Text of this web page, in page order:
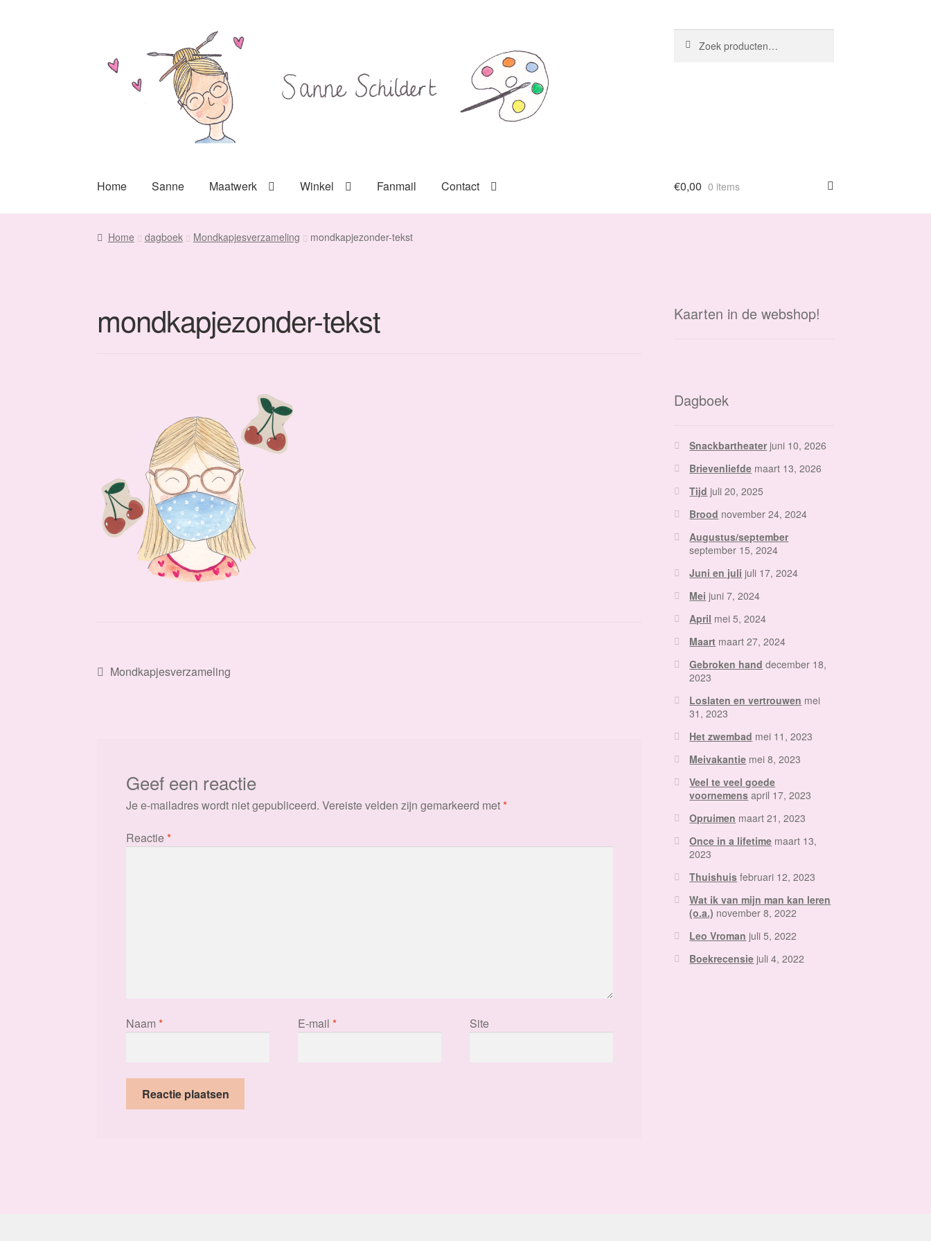
door
naar
navigatie
naar
de
naar:
Home Sanne Maatwerk Winkel Fanmail Contact €0,00 0 items
Home dagboek Mondkapjesverzameling mondkapjezonder-tekst
mondkapjezonder-tekst
Bericht
Vorig
Mondkapjesverzameling
Geef een reactie
Je e-mailadres wordt niet gepubliceerd. Vereiste velden zijn gemarkeerd met*
Reactie*
Naam * E-mail * Site
Kaarten in de webshop!
Dagboek
Snackbartheater juni 10, 2026
Brievenliefde maart 13, 2026
Tijd juli 20, 2025
Brood november 24, 2024
Augustus/september
september 15, 2024
Juni en juli juli 17, 2024
Mei juni 7, 2024
April mei 5, 2024
Maart maart 27, 2024
Gebroken hand december 18,
2023
Loslaten en vertrouwen mei
31, 2023
Het zwembad mei 11, 2023
Meivakantie mei 8, 2023
Veel te veel goede
voornemens april 17, 2023
Opruimen maart 21, 2023
Once in a lifetime maart 13,
2023
Thuishuis februari 12, 2023
Wat ik van mijn man kan leren
(o.a.) november 8, 2022
Leo Vroman juli 5, 2022
Boekrecensie juli 4, 2022